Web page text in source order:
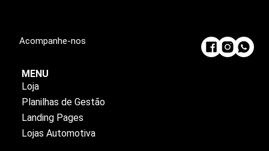
Acompanhe-nos
MENU
Loja
Planilhas de Gestão
Landing Pages
Lojas Automotiva